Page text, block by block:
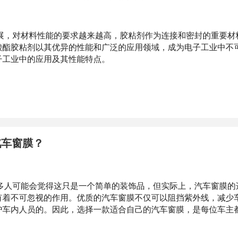
，对材料性能的要求越来越高，胶粘剂作为连接和密封的重要
胶粘剂以其优异的性能和广泛的应用领域，成为电子工业中
业中的应用及其性能特点。
窗膜？
人可能会觉得这只是一个简单的装饰品，但实际上，汽车窗膜
不可忽视的作用。优质的汽车窗膜不仅可以阻挡紫外线，减少
内人员的。因此，选择一款适合自己的汽车窗膜，是每位车主